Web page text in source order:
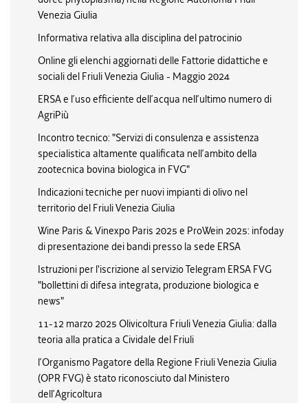
Venezia Giulia
Informativa relativa alla disciplina del patrocinio
Online gli elenchi aggiornati delle Fattorie didattiche e
sociali del Friuli Venezia Giulia - Maggio 2024
ERSA e l’uso efficiente dell’acqua nell’ultimo numero di
AgriPiù
Incontro tecnico: "Servizi di consulenza e assistenza
specialistica altamente qualificata nell’ambito della
zootecnica bovina biologica in FVG"
Indicazioni tecniche per nuovi impianti di olivo nel
territorio del Friuli Venezia Giulia
Wine Paris & Vinexpo Paris 2025 e ProWein 2025: infoday
di presentazione dei bandi presso la sede ERSA
Istruzioni per l'iscrizione al servizio Telegram ERSA FVG
"bollettini di difesa integrata, produzione biologica e
news"
11-12 marzo 2025 Olivicoltura Friuli Venezia Giulia: dalla
teoria alla pratica a Cividale del Friuli
l’Organismo Pagatore della Regione Friuli Venezia Giulia
(OPR FVG) è stato riconosciuto dal Ministero
dell’Agricoltura